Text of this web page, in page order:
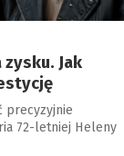
Jak
precyzyjnie
72-letniej Heleny